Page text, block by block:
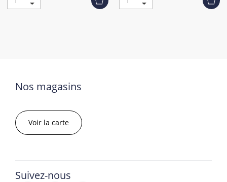
Nos magasins
Voir la carte
Suivez-nous